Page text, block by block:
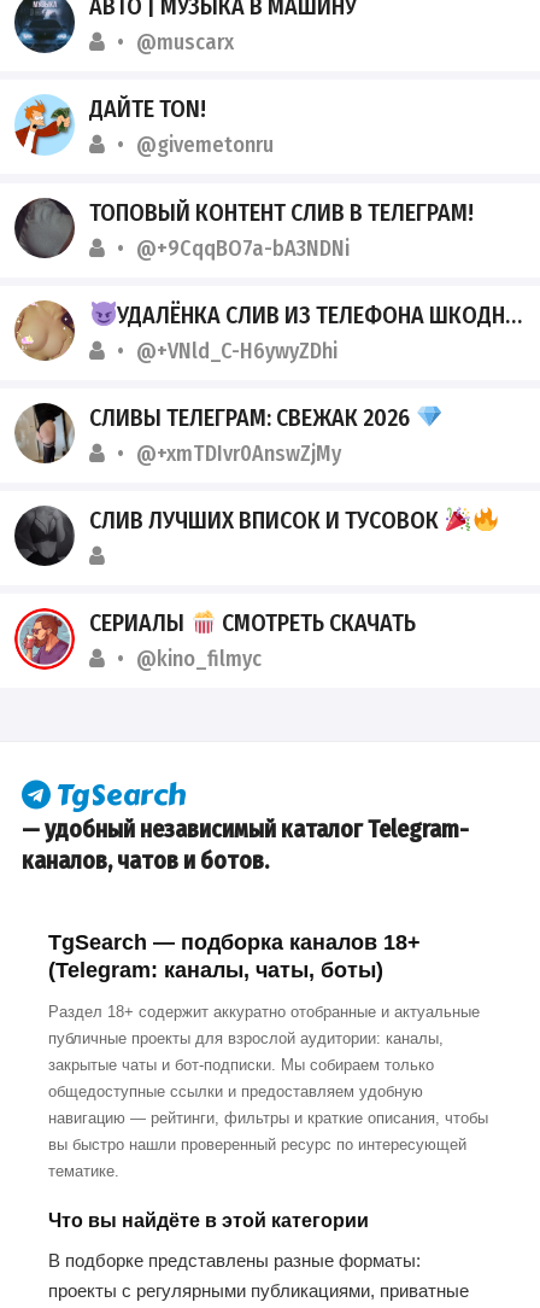
АВТО | МУЗЫКА В МАШИНУ
@muscarx
ДАЙТЕ TON!
@givemetonru
ТОПОВЫЙ КОНТЕНТ СЛИВ В ТЕЛЕГРАМ!
@+9CqqBO7a-bA3NDNi
УДАЛЁНКА СЛИВ ИЗ ТЕЛЕФОНА ШКОДНИЦЫ
@+VNld_C-H6ywyZDhi
СЛИВЫ ТЕЛЕГРАМ: СВЕЖАК 2026
@+xmTDIvr0AnswZjMy
СЛИВ ЛУЧШИХ ВПИСОК И ТУСОВОК
СЕРИАЛЫ СМОТРЕТЬ СКАЧАТЬ
@kino_filmyc
— удобный независимый каталог Telegram-
каналов, чатов и ботов.
TgSearch — подборка каналов 18+
(Telegram: каналы, чаты, боты)
Раздел 18+ содержит аккуратно отобранные и актуальные
публичные проекты для взрослой аудитории: каналы,
закрытые чаты и бот-подписки. Мы собираем только
общедоступные ссылки и предоставляем удобную
навигацию — рейтинги, фильтры и краткие описания, чтобы
вы быстро нашли проверенный ресурс по интересующей
тематике.
Что вы найдёте в этой категории
В подборке представлены разные форматы:
проекты с регулярными публикациями, приватные